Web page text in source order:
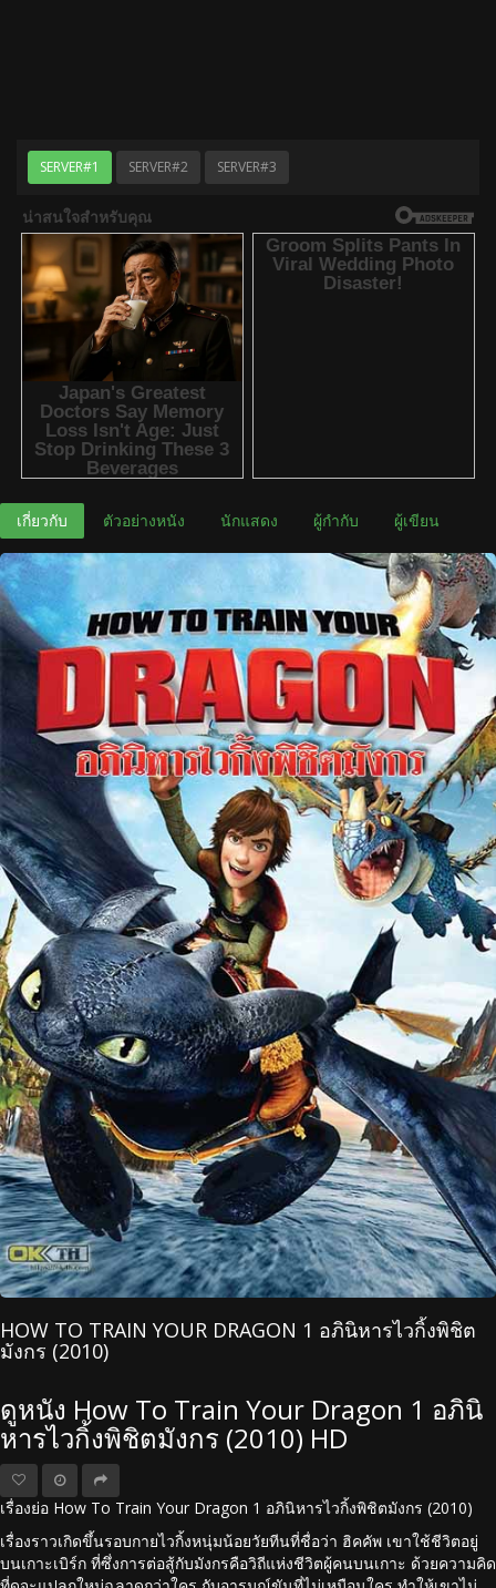
SERVER#1 SERVER#2 SERVER#3
เกี่ยวกับ ตัวอย่างหนัง นักแสดง ผู้กำกับ ผู้เขียน
HOW TO TRAIN YOUR DRAGON 1 อภินิหารไวกิ้งพิชิต
มังกร (2010)
ดูหนัง How To Train Your Dragon 1 อภินิ
หารไวกิ้งพิชิตมังกร (2010) HD
เรื่องย่อ How To Train Your Dragon 1 อภินิหารไวกิ้งพิชิตมังกร (2010)
เรื่องราวเกิดขึ้นรอบกายไวกิ้งหนุ่มน้อยวัยทีนที่ชื่อว่า ฮิคคัพ เขาใช้ชีวิตอยู่
บนเกาะเบิร์ก ที่ซึ่งการต่อสู้กับมังกรคือวิถีแห่งชีวิตผู้คนบนเกาะ ด้วยความคิด